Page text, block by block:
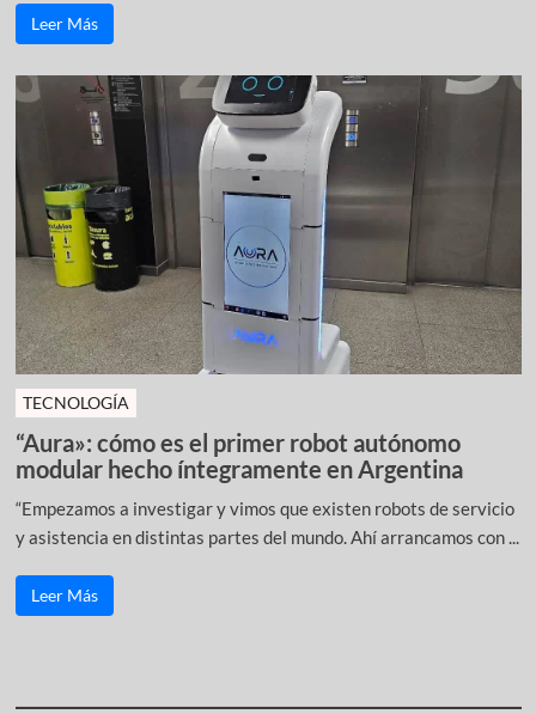
Leer Más
TECNOLOGÍA
“Aura»: cómo es el primer robot autónomo
modular hecho íntegramente en Argentina
“Empezamos a investigar y vimos que existen robots de servicio
y asistencia en distintas partes del mundo. Ahí arrancamos con ...
Leer Más